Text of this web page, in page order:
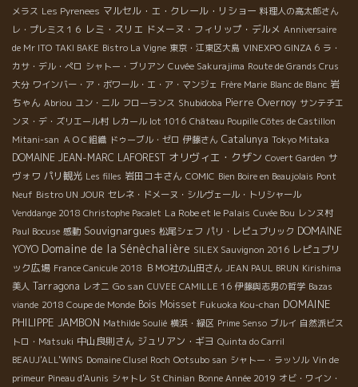
メラス Les Pyrenees マルセル・エ・クレール・リショー 料理人の高太郎さん
レ・プレミス１６ レミ・スリエ ドメーヌ・フィリップ・デルメ Anniversaire
de Mr ITO TAKI BAKE Bistro La Vigne 東京・江東区大島 VINEXPO GINZA 6 ラ・
カサ・デル・ぺロ シャトー・ブリアン Cuvée Sakurajima Route de Grands Crus
大分 ワインバー・ア・ボワール・エ・ア・マンジェ Frère Marie Blanc de Blanc 岩
ちゃん Abriou ユン・ニル フローランス Shubidoba Pierre Overnoy サンテチエ
ンヌ・デ・ズリエール村 レカール lot 1016 Château Poupille Côtes de Castillon
Mitani-san ＡＯＣ組織 ドゥーブル・ゼロ 伊藤さん Catalunya Tokyo Mitaka
DOMAINE JEAN-MARC LAFOREST オリヴィエ・クザン Covert Garden サ
ヴォワ パリ観光 Les filles 岩田コキさん COMIC Bien Boire en Beaujolais Pont
Neuf Bistro UN JOUR セレネ・ドメーヌ・シルヴェール・トリシャール
Venddange 2018 Christophe Pacalet La Robe et le Palais Cuvée Bou レンヌ村
Paul Bocuse 感動 Souvignargues 松尾シェフ パリ・レピュブリック DOMAINE
YOYO Domaine de la Sénèchalière SILEX Sauvignon 2016 レピュブリ
ック広場 France Canicule 2018 ＢＭО社の山田さん JEAN PAUL BRUN Kirishima
美人 Tarragona レオニ Go san CUVEE CAMILLE 16 伊藤與志男の哲学 Bazas
viande 2018 Coupe de Monde Bois Moisset Fukuoka Kou-chan DOMAINE
PHILIPPE JAMBON Mathilde Soulié 横浜・緑区 Prime Senso ブルイ 自然派ビス
トロ・Matsuki 中山良則さん ジュリアン・ギヨ Quinta do Carril
BEAUJ'ALL'WINS Domaine Clusel Roch Ootsubo san シャトー・ラッソル Vin de
primeur Pineau d'Aunis シャトレ St Chinian Bonne Année 2019 オビ・ワイン・